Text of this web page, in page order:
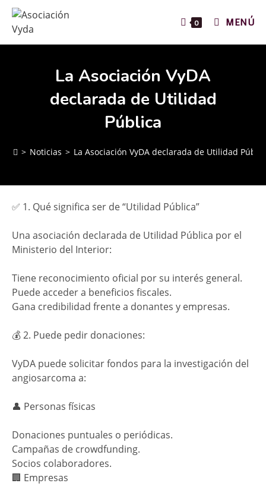
0 MENÚ
La Asociación VyDA
declarada de Utilidad
Pública
> Noticias > La Asociación VyDA declarada de Utilidad
✅ 1. Qué significa ser de “Utilidad Pública”
Una asociación declarada de Utilidad Pública por el
Ministerio del Interior:
Tiene reconocimiento oficial por su interés general.
Puede acceder a beneficios fiscales.
Gana credibilidad frente a donantes y empresas.
💰 2. Puede pedir donaciones:
VyDA puede solicitar fondos para la investigación del
angiosarcoma a:
👤 Personas físicas
Donaciones puntuales o periódicas.
Campañas de crowdfunding.
Socios colaboradores.
🏢 Empresas